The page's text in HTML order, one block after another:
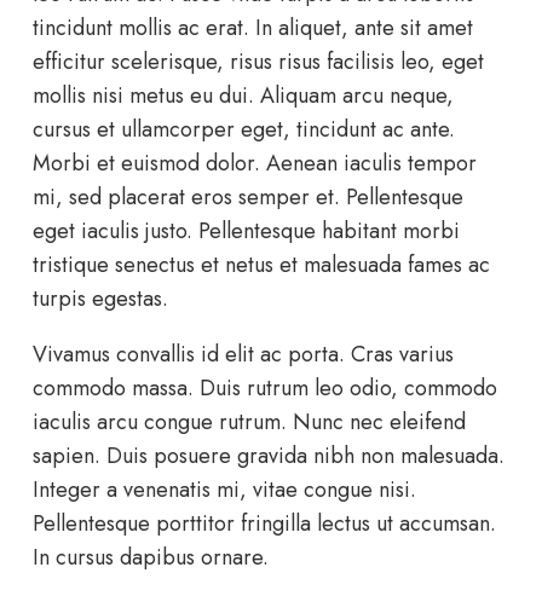
tincidunt mollis ac erat. In aliquet, ante sit amet
efficitur scelerisque, risus risus facilisis leo, eget
mollis nisi metus eu dui. Aliquam arcu neque,
cursus et ullamcorper eget, tincidunt ac ante.
Morbi et euismod dolor. Aenean iaculis tempor
mi, sed placerat eros semper et. Pellentesque
eget iaculis justo. Pellentesque habitant morbi
tristique senectus et netus et malesuada fames ac
turpis egestas.
Vivamus convallis id elit ac porta. Cras varius
commodo massa. Duis rutrum leo odio, commodo
iaculis arcu congue rutrum. Nunc nec eleifend
sapien. Duis posuere gravida nibh non malesuada.
Integer a venenatis mi, vitae congue nisi.
Pellentesque porttitor fringilla lectus ut accumsan.
In cursus dapibus ornare.